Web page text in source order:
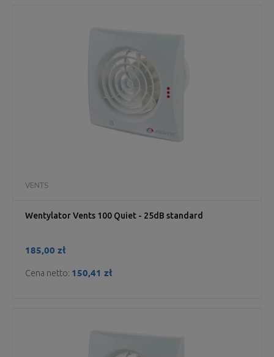
Wentylator Vents 100 Quiet - 25dB standard
VENTS
185,00 zł
Cena netto: 150,41 zł